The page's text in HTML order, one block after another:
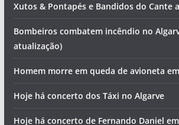
Xutos & Pontapés e Bandidos do Cante
Bombeiros combatem incêndio no
atualização)
Homem morre em queda de avioneta
Hoje há concerto dos Táxi no Algarve
Hoje há concerto de Fernando Daniel